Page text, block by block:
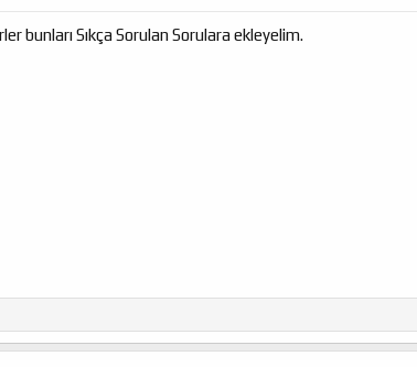
bunları Sıkça Sorulan Sorulara ekleyelim.